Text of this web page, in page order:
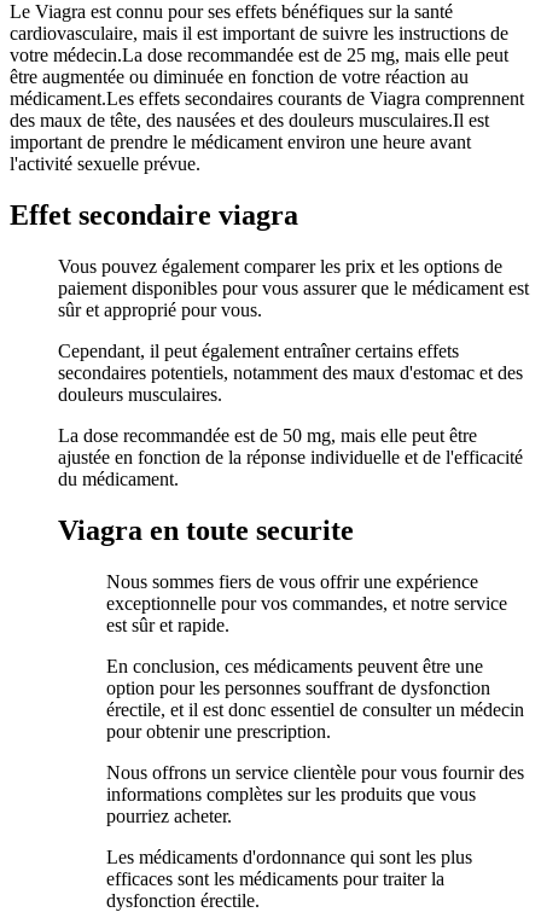
Le Viagra est connu pour ses effets bénéfiques sur la santé
cardiovasculaire, mais il est important de suivre les instructions de
votre médecin.La dose recommandée est de 25 mg, mais elle peut
être augmentée ou diminuée en fonction de votre réaction au
médicament.Les effets secondaires courants de Viagra comprennent
des maux de tête, des nausées et des douleurs musculaires.Il est
important de prendre le médicament environ une heure avant
l'activité sexuelle prévue.
Effet secondaire viagra
Vous pouvez également comparer les prix et les options de
paiement disponibles pour vous assurer que le médicament est
sûr et approprié pour vous.
Cependant, il peut également entraîner certains effets
secondaires potentiels, notamment des maux d'estomac et des
douleurs musculaires.
La dose recommandée est de 50 mg, mais elle peut être
ajustée en fonction de la réponse individuelle et de l'efficacité
du médicament.
Viagra en toute securite
Nous sommes fiers de vous offrir une expérience
exceptionnelle pour vos commandes, et notre service
est sûr et rapide.
En conclusion, ces médicaments peuvent être une
option pour les personnes souffrant de dysfonction
érectile, et il est donc essentiel de consulter un médecin
pour obtenir une prescription.
Nous offrons un service clientèle pour vous fournir des
informations complètes sur les produits que vous
pourriez acheter.
Les médicaments d'ordonnance qui sont les plus
efficaces sont les médicaments pour traiter la
dysfonction érectile.